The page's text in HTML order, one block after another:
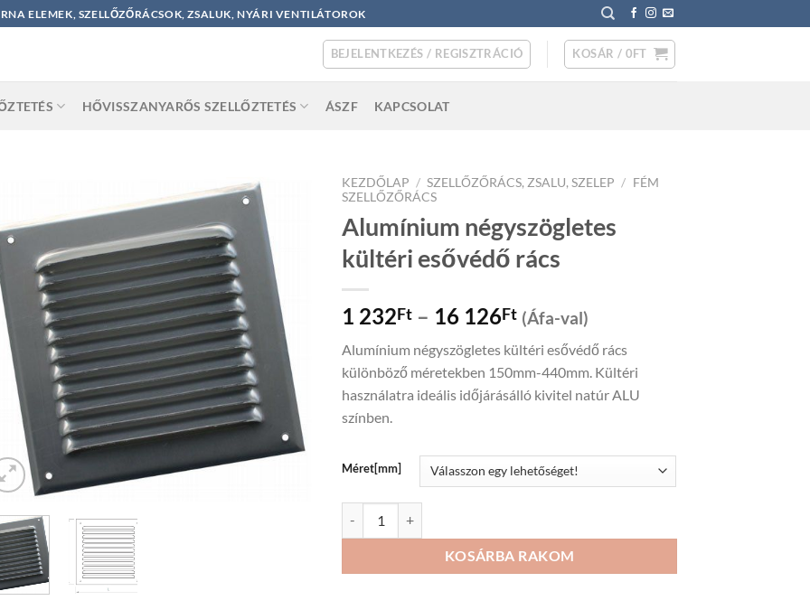
ELEMEK, SZELLŐZŐRÁCSOK, ZSALUK, NYÁRI VENTILÁTOROK
BEJELENTKEZÉS / REGISZTRÁCIÓ KOSÁR / 0FT
HŐVISSZANYARŐS SZELLŐZTETÉS ÁSZF KAPCSOLAT
KEZDŐLAP / SZELLŐZŐRÁCS, ZSALU, SZELEP / FÉM
SZELLŐZŐRÁCS
Alumínium négyszögletes
kültéri esővédő rács
1 232Ft – 16 126FtPrice
1
232Ft
through
(Áfa-val)
Alumínium négyszögletes kültéri esővédő rács
különböző méretekben 150mm-440mm. Kültéri
használatra ideális időjárásálló kivitel natúr ALU
színben.
Méret[mm]
KOSÁRBA RAKOM